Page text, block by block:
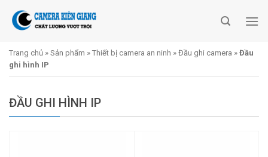
Trang chủ » Sản phẩm » Thiết bị camera an ninh » Đầu ghi camera » Đầu
ghi hình IP
ĐẦU GHI HÌNH IP